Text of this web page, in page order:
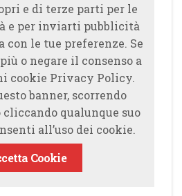
e di terze parti per le
e per inviarti pubblicità
le tue preferenze. Se
o negare il consenso a
cookie Privacy Policy.
banner, scorrendo
cliccando qualunque suo
all’uso dei cookie.
Cookie